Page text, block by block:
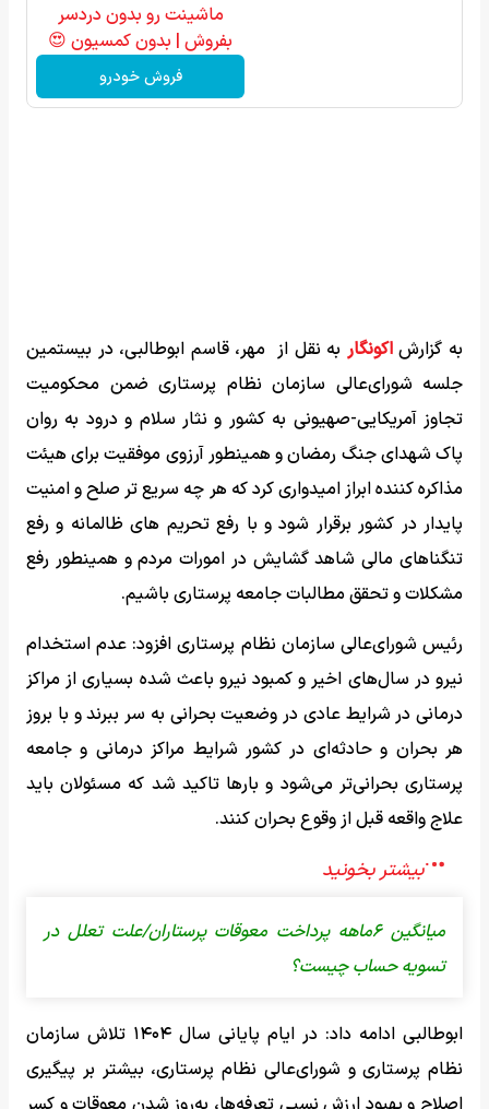
ماشینت رو بدون دردسر
بفروش | بدون کمسیون 😍
فروش خودرو
به گزارشاکونگار به نقل از مهر، قاسم ابوطالبی، در بیستمین
جلسه شورای‌عالی سازمان نظام پرستاری ضمن محکومیت
تجاوز آمریکایی-صهیونی به کشور و نثار سلام و درود به روان
پاک شهدای جنگ رمضان و همینطور آرزوی موفقیت برای هیئت‌
مذاکره کننده ابراز امیدواری کرد که هر چه سریع تر صلح و امنیت
پایدار در کشور برقرار شود و با رفع تحریم های ظالمانه و رفع
تنگناهای مالی شاهد گشایش در امورات مردم و همینطور رفع
مشکلات و تحقق مطالبات جامعه پرستاری باشیم.
رئیس شورای‌عالی سازمان نظام پرستاری افزود: عدم استخدام
نیرو در سال‌های اخیر و کمبود نیرو باعث شده بسیاری از مراکز
درمانی در شرایط عادی در وضعیت بحرانی به سر ببرند و با بروز
هر بحران و حادثه‌ای در کشور شرایط مراکز درمانی و جامعه
پرستاری بحرانی‌تر می‌شود و بارها تاکید شد که مسئولان باید
علاج واقعه قبل از وقوع بحران کنند.
میانگین ۶ماهه پرداخت معوقات پرستاران/علت تعلل در
تسویه حساب چیست؟
ابوطالبی ادامه داد: در ایام پایانی سال ۱۴۰۴ تلاش سازمان
نظام پرستاری و شورای‌عالی نظام پرستاری، بیشتر بر پیگیری